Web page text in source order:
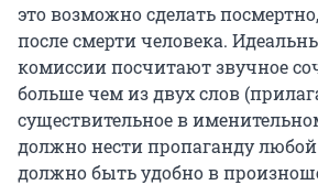
это возможно сделать
после смерти человека.
комиссии посчитают звучное
больше чем из двух слов
существительное в
должно нести пропаганду
должно быть удобно в